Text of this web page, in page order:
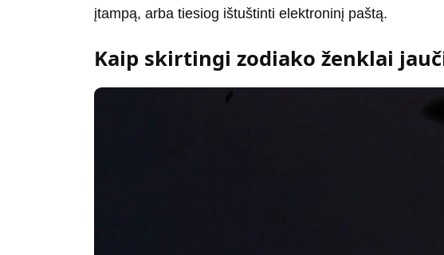
įtampą, arba tiesiog ištuštinti elektroninį paštą.
Kaip skirtingi zodiako ženklai